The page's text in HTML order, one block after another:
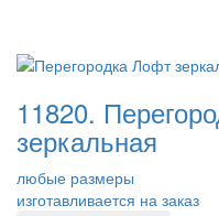
11820.
зеркальная
любые размеры
изготавливается на заказ